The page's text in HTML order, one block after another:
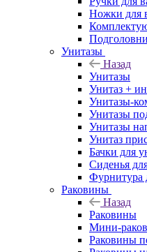
Ножки для
Унитазы
Назад
Унитазы
Унитаз +
Унитазы-
Унитазы
Унитазы
Унитаз
Бачки для
Сиденья
Фурнитура
Раковины
Назад
Раковины
Мини-
Раковины